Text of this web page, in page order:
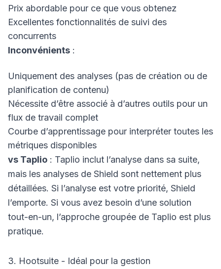
Prix abordable pour ce que vous obtenez
Excellentes fonctionnalités de suivi des
concurrents
Inconvénients :
Uniquement des analyses (pas de création ou de
planification de contenu)
Nécessite d’être associé à d’autres outils pour un
flux de travail complet
Courbe d’apprentissage pour interpréter toutes les
métriques disponibles
vs Taplio : Taplio inclut l’analyse dans sa suite,
mais les analyses de Shield sont nettement plus
détaillées. Si l’analyse est votre priorité, Shield
l’emporte. Si vous avez besoin d’une solution
tout-en-un, l’approche groupée de Taplio est plus
pratique.
3. Hootsuite - Idéal pour la gestion